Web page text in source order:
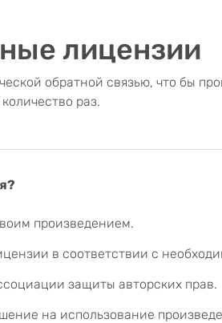
лицензии
обратной связью, что бы
раз.
произведением.
в соответствии с
защиты авторских прав.
на использование